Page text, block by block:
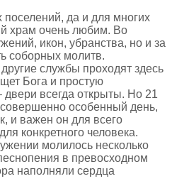
да и для многих
храм очень любим. Во
икон, убранства, но и за
соборных молитв.
службы проходят здесь
Бога и простую
двери всегда открыты. Но 21
особенный день,
и важен он для всего
конкретного человека.
молилось несколько
в превосходном
наполняли сердца